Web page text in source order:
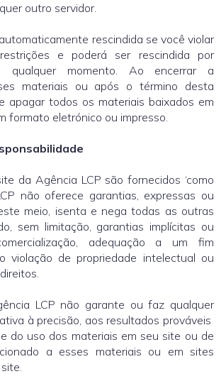
outro servidor.
rescindida se você violar
e poderá ser rescindida por
qualquer momento. Ao encerrar a
materiais ou após o término desta
apagar todos os materiais baixados em
formato eletrónico ou impresso.
da Agência LCP são fornecidos ‘como
não oferece garantias, expressas ou
meio, isenta e nega todas as outras
sem limitação, garantias implícitas ou
adequação a um fim
violação de propriedade intelectual ou
LCP não garante ou faz qualquer
à precisão, aos resultados prováveis
do uso dos materiais em seu site ou de
a esses materiais ou em sites